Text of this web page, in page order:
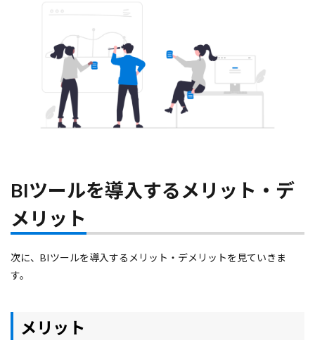
BIツールを導入するメリット・デ
メリット
次に、BIツールを導入するメリット・デメリットを見ていきま
す。
メリット